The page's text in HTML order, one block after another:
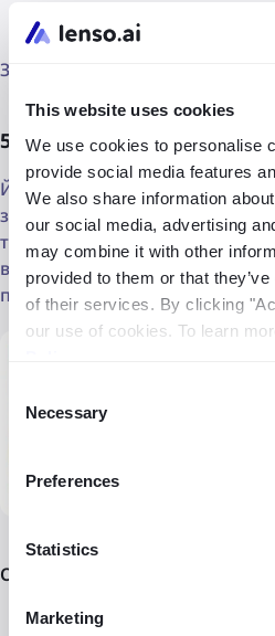
This website uses cookies
We use cookies to personalise
provide social media features
We also share information
our social media, advertising
may combine it with other
provided to them or that
of their services. By clicking
our use of cookies. To learn
Selection
Necessary
Preferences
Statistics
Marketing
Обмін результатами
Завантажити для
5. Google Lens
Ймовірно, це
зворотного пошуку
точний, як інші, особливо для
все одно може допомогти
посиланнями на нього), схожі
Основні функції
Пошук за допомогою